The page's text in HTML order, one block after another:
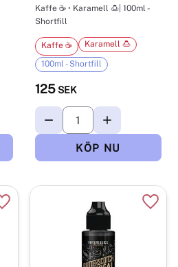
Kaffe ☕ • Karamell 🍮| 100ml -
Shortfill
125 SEK
Kaffe ☕ Karamell 🍮
100ml - Shortfill
Lägg till i favoriter